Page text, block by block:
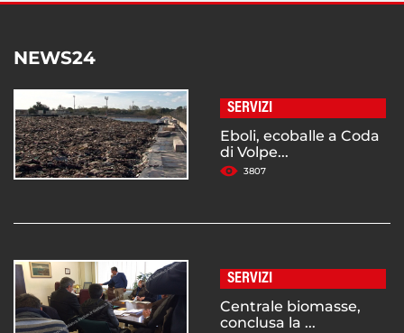
NEWS24
SERVIZI
Eboli, ecoballe a Coda
di Volpe...
3807
SERVIZI
Centrale biomasse,
conclusa la ...